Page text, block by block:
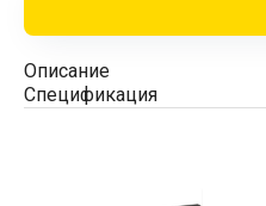
Описание
Спецификация